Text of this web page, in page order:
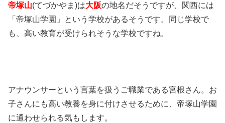
帝塚山(てづかやま )は大阪の地名だそうですが、関西には
「帝塚山学園」という学校があるそうです。同じ学校で
も、高い教育が受けられそうな学校ですね。
アナウンサーという言葉を扱うご職業である宮根さん。お
子さんにも高い教養を身に付けさせるために、帝塚山学園
に通わせられる気もします。